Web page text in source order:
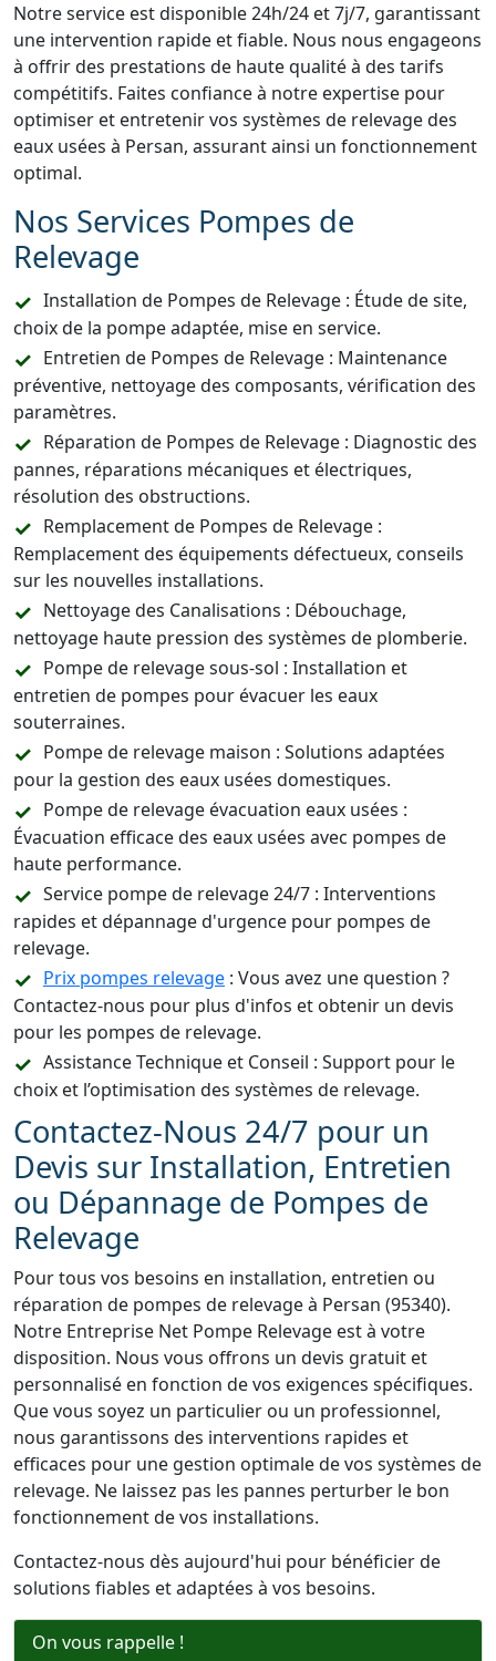
Notre service est disponible 24h/24 et 7j/7, garantissant
une intervention rapide et fiable. Nous nous engageons
à offrir des prestations de haute qualité à des tarifs
compétitifs. Faites confiance à notre expertise pour
optimiser et entretenir vos systèmes de relevage des
eaux usées à Persan, assurant ainsi un fonctionnement
optimal.
Nos Services Pompes de
Relevage
Installation de Pompes de Relevage : Étude de site,
choix de la pompe adaptée, mise en service.
Entretien de Pompes de Relevage : Maintenance
préventive, nettoyage des composants, vérification des
paramètres.
Réparation de Pompes de Relevage : Diagnostic des
pannes, réparations mécaniques et électriques,
résolution des obstructions.
Remplacement de Pompes de Relevage :
Remplacement des équipements défectueux, conseils
sur les nouvelles installations.
Nettoyage des Canalisations : Débouchage,
nettoyage haute pression des systèmes de plomberie.
Pompe de relevage sous-sol : Installation et
entretien de pompes pour évacuer les eaux
souterraines.
Pompe de relevage maison : Solutions adaptées
pour la gestion des eaux usées domestiques.
Pompe de relevage évacuation eaux usées :
Évacuation efficace des eaux usées avec pompes de
haute performance.
Service pompe de relevage 24/7 : Interventions
rapides et dépannage d'urgence pour pompes de
relevage.
Prix pompes relevage : Vous avez une question ?
Contactez-nous pour plus d'infos et obtenir un devis
pour les pompes de relevage.
Assistance Technique et Conseil : Support pour le
choix et l’optimisation des systèmes de relevage.
Contactez-Nous 24/7 pour un
Devis sur Installation, Entretien
ou Dépannage de Pompes de
Relevage
Pour tous vos besoins en installation, entretien ou
réparation de pompes de relevage à Persan (95340).
Notre Entreprise Net Pompe Relevage est à votre
disposition. Nous vous offrons un devis gratuit et
personnalisé en fonction de vos exigences spécifiques.
Que vous soyez un particulier ou un professionnel,
nous garantissons des interventions rapides et
efficaces pour une gestion optimale de vos systèmes de
relevage. Ne laissez pas les pannes perturber le bon
fonctionnement de vos installations.
Contactez-nous dès aujourd'hui pour bénéficier de
solutions fiables et adaptées à vos besoins.
On vous rappelle !